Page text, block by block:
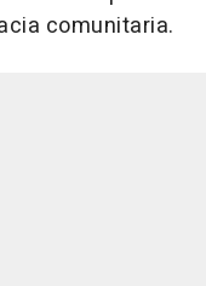
comunitaria.